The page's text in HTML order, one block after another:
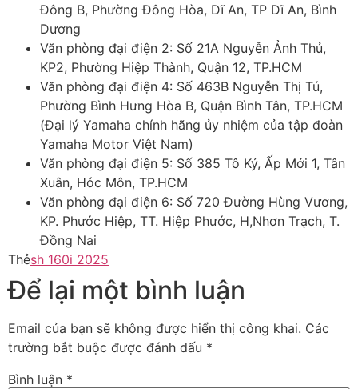
Đông B, Phường Đông Hòa, Dĩ An, TP Dĩ An, Bình
Dương
Văn phòng đại điện 2: Số 21A Nguyễn Ảnh Thủ,
KP2, Phường Hiệp Thành, Quận 12, TP.HCM
Văn phòng đại điện 4: Số 463B Nguyễn Thị Tú,
Phường Bình Hưng Hòa B, Quận Bình Tân, TP.HCM
(Đại lý Yamaha chính hãng ủy nhiệm của tập đoàn
Yamaha Motor Việt Nam)
Văn phòng đại điện 5: Số 385 Tô Ký, Ấp Mới 1, Tân
Xuân, Hóc Môn, TP.HCM
Văn phòng đại điện 6: Số 720 Đường Hùng Vương,
KP. Phước Hiệp, TT. Hiệp Phước, H,Nhơn Trạch, T.
Đồng Nai
Thẻsh 160i 2025
Để lại một bình luận
Email của bạn sẽ không được hiển thị công khai. Các
trường bắt buộc được đánh dấu *
Bình luận *